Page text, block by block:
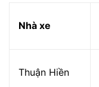
Nhà xe
Thuận Hiền